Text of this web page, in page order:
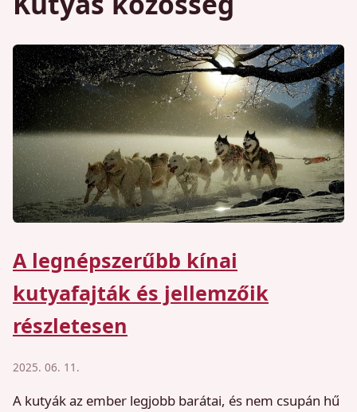
A legnépszerűbb kínai
kutyafajták és jellemzőik
részletesen
2025. 06. 11.
A kutyák az ember legjobb barátai, és nem csupán hű